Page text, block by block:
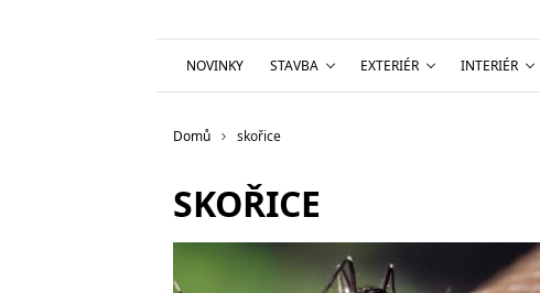
NOVINKY STAVBA EXTERIÉR INTERIÉR
Domů skořice
SKOŘICE